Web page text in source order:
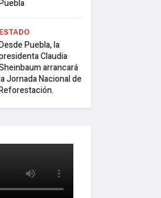
ESTADO
Puebla, la
Claudia
arrancará
Jornada Nacional de